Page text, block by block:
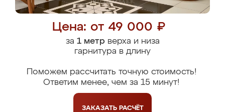
Цена: от 49 000 ₽
за 1 метрверха и низа
гарнитура в длину
Поможем рассчитать точную стоимость!
Ответим менее, чем за 15 минут!
ЗАКАЗАТЬ РАСЧЁТ